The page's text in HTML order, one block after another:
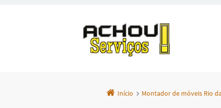
Início Montador de móveis Rio